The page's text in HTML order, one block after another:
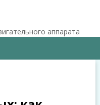
аппарата